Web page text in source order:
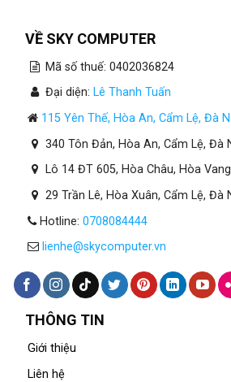
VỀ SKY COMPUTER
Mã số thuế: 0402036824
Đại diện: Lê Thanh Tuấn
115 Yên Thế, Hòa An, Cẩm Lệ, Đà
340 Tôn Đản, Hòa An, Cẩm Lệ, Đà
Lô 14 ĐT 605, Hòa Châu, Hòa
29 Trần Lê, Hòa Xuân, Cẩm Lệ, Đà
Hotline: 0708084444
lienhe@skycomputer.vn
THÔNG TIN
Giới thiệu
Liên hệ